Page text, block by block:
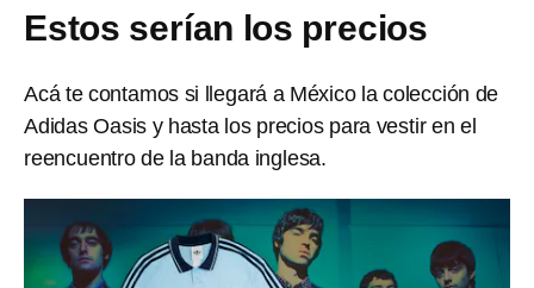
Estos serían los precios
Acá te contamos si llegará a México la colección de
Adidas Oasis y hasta los precios para vestir en el
reencuentro de la banda inglesa.